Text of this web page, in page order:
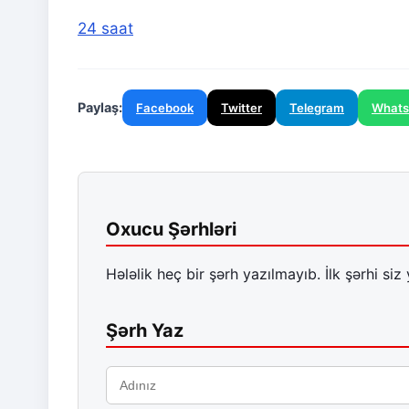
24 saat
Paylaş: Facebook Twitter Telegram
Oxucu Şərhləri
Hələlik heç bir şərh yazılmayıb. İlk şərhi siz
Şərh Yaz